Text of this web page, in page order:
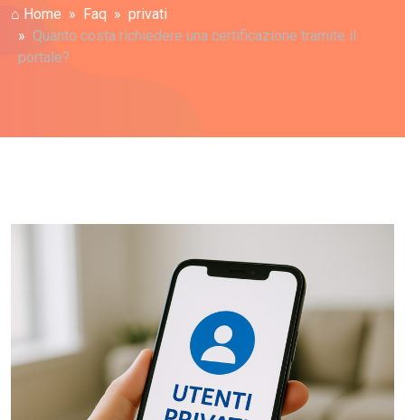
⌂ Home Faq
privati
Quanto costa richiedere una certificazione tramite il
portale?